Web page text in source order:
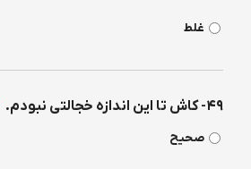
غلط
۴۹- كاش تا این اندازه خجالتی نبودم.
صحیح